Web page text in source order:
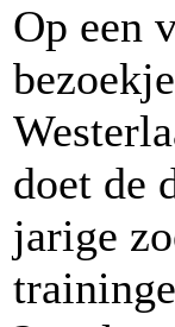
Op een
doet de
jarige